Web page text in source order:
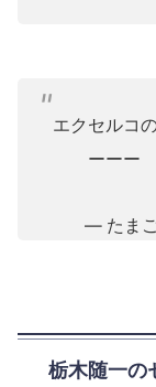
エクセルコ
ーーー
— たま
栃木随一の